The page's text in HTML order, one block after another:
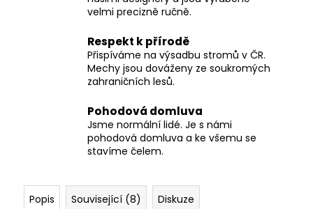
velmi precizně ručně.
Respekt k přírodě
Přispíváme na výsadbu stromů v ČR.
Mechy jsou dováženy ze soukromých
zahraničních lesů.
Pohodová domluva
Jsme normální lidé. Je s námi
pohodová domluva a ke všemu se
stavíme čelem.
Popis Související (8) Diskuze